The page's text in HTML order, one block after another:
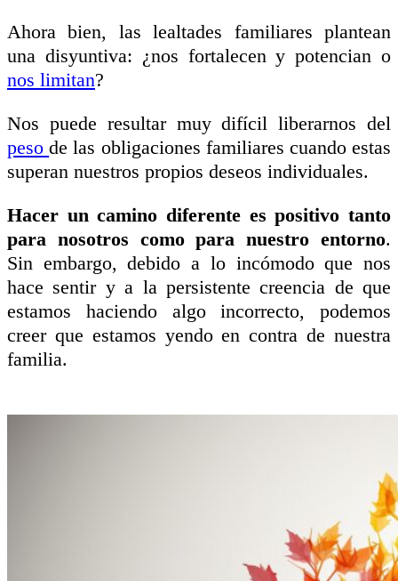
Ahora bien, las lealtades familiares plantean
una disyuntiva: ¿nos fortalecen y potencian o
nos limitan?
Nos puede resultar muy difícil liberarnos del
pesode las obligaciones familiares cuando estas
superan nuestros propios deseos individuales.
Hacer un camino diferente es positivo tanto
para nosotros como para nuestro entorno.
Sin embargo, debido a lo incómodo que nos
hace sentir y a la persistente creencia de que
estamos haciendo algo incorrecto, podemos
creer que estamos yendo en contra de nuestra
familia.